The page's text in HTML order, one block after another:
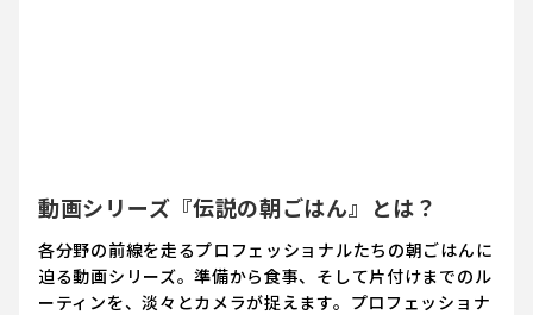
動画シリーズ『伝説の朝ごはん』とは？
各分野の前線を走るプロフェッショナルたちの朝ごはんに
迫る動画シリーズ。準備から食事、そして片付けまでのル
ーティンを、淡々とカメラが捉えます。プロフェッショナ